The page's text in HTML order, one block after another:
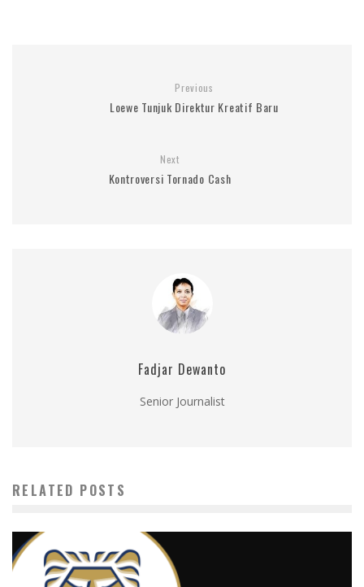
Previous
Loewe Tunjuk Direktur Kreatif Baru
Next
Kontroversi Tornado Cash
Fadjar Dewanto
Senior Journalist
RELATED POSTS